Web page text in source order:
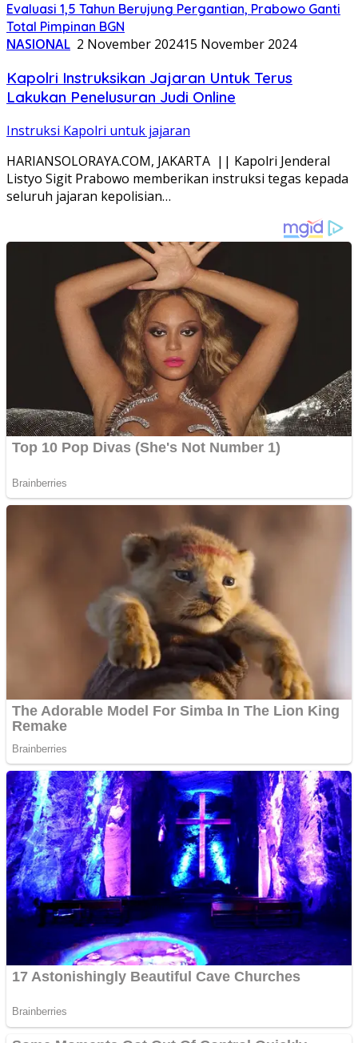
Evaluasi 1,5 Tahun Berujung Pergantian, Prabowo Ganti
Total Pimpinan BGN
NASIONAL 2 November 202415 November 2024
Kapolri Instruksikan Jajaran Untuk Terus
Lakukan Penelusuran Judi Online
Instruksi Kapolri untuk jajaran
HARIANSOLORAYA.COM, JAKARTA || Kapolri Jenderal
Listyo Sigit Prabowo memberikan instruksi tegas kepada
seluruh jajaran kepolisian…